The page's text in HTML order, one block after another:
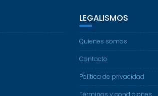
LEGALISMOS
Quienes somos
Contacto
Política de privacidad
Términos y condiciones